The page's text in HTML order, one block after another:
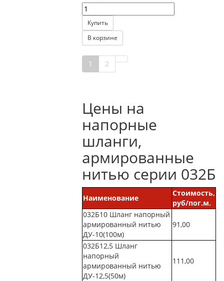
Купить
В корзине
1 2
Цены на
напорные
шланги,
армированные
нитью серии 032Б
Наименование
Стоимость,
руб/пог.м.
032Б10 Шланг напорный
армированный нитью
ДУ-10(100м)
91,00
032Б12,5 Шланг
напорный
армированный нитью
ДУ-12,5(50м)
111,00